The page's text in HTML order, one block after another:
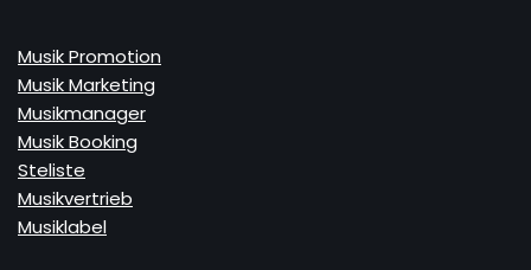
Musik Promotion
Musik Marketing
Musikmanager
Musik Booking
Steliste
Musikvertrieb
Musiklabel